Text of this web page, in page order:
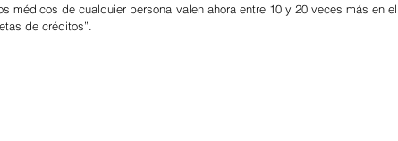
médicos de cualquier persona valen ahora entre 10 y 20 veces más en el
de créditos”.